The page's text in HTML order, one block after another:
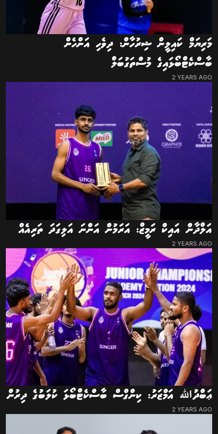
މަރިޔަމް ކައިލީން ޝިރުހާން: ދިވެހި އަންހެން
ބާސްކެޓްބޯޅައިގެ މުސްތަގުބަލް
2 YEARS AGO
އަލްދާން އައިކް ރަމީޒް: އަރަމުން އަންނަ އަލިގަދަ ތަރިއެއް
2 YEARS AGO
ޢަބްދުﷲ އަމްޒަރު: ކިންގްސް ބާސްކެޓްބޯޅަ ކުލަބުގެ ދިރުން
2 YEARS AGO